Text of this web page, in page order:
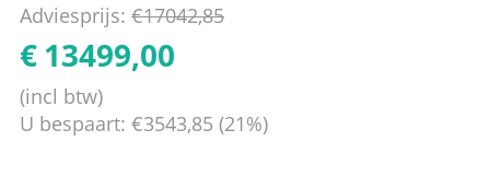
Adviesprijs: €17042,85
€13499,00
(incl btw)
U bespaart: €3543,85 (21%)